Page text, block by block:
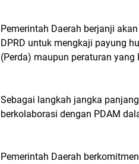
Pemerintah Daerah berjanji
DPRD untuk mengkaji payung
(Perda) maupun peraturan yang
Sebagai langkah jangka
berkolaborasi dengan PDAM
Pemerintah Daerah